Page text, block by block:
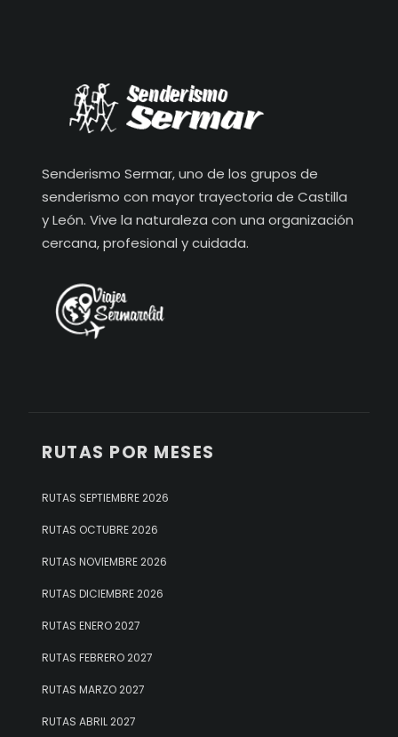
Senderismo Sermar, uno de los grupos de
senderismo con mayor trayectoria de Castilla
y León. Vive la naturaleza con una organización
cercana, profesional y cuidada.
RUTAS POR MESES
RUTAS SEPTIEMBRE 2026
RUTAS OCTUBRE 2026
RUTAS NOVIEMBRE 2026
RUTAS DICIEMBRE 2026
RUTAS ENERO 2027
RUTAS FEBRERO 2027
RUTAS MARZO 2027
RUTAS ABRIL 2027